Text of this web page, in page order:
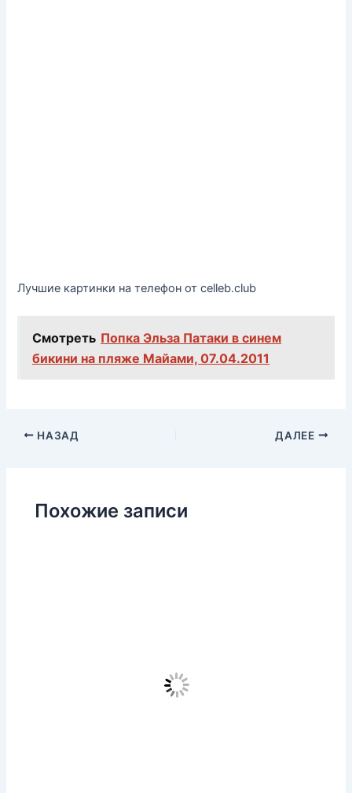
Лучшие картинки на телефон от celleb.club
Смотреть Попка Эльза Патаки в синем
бикини на пляже Майами, 07.04.2011
НАЗАД ДАЛЕЕ
Похожие записи